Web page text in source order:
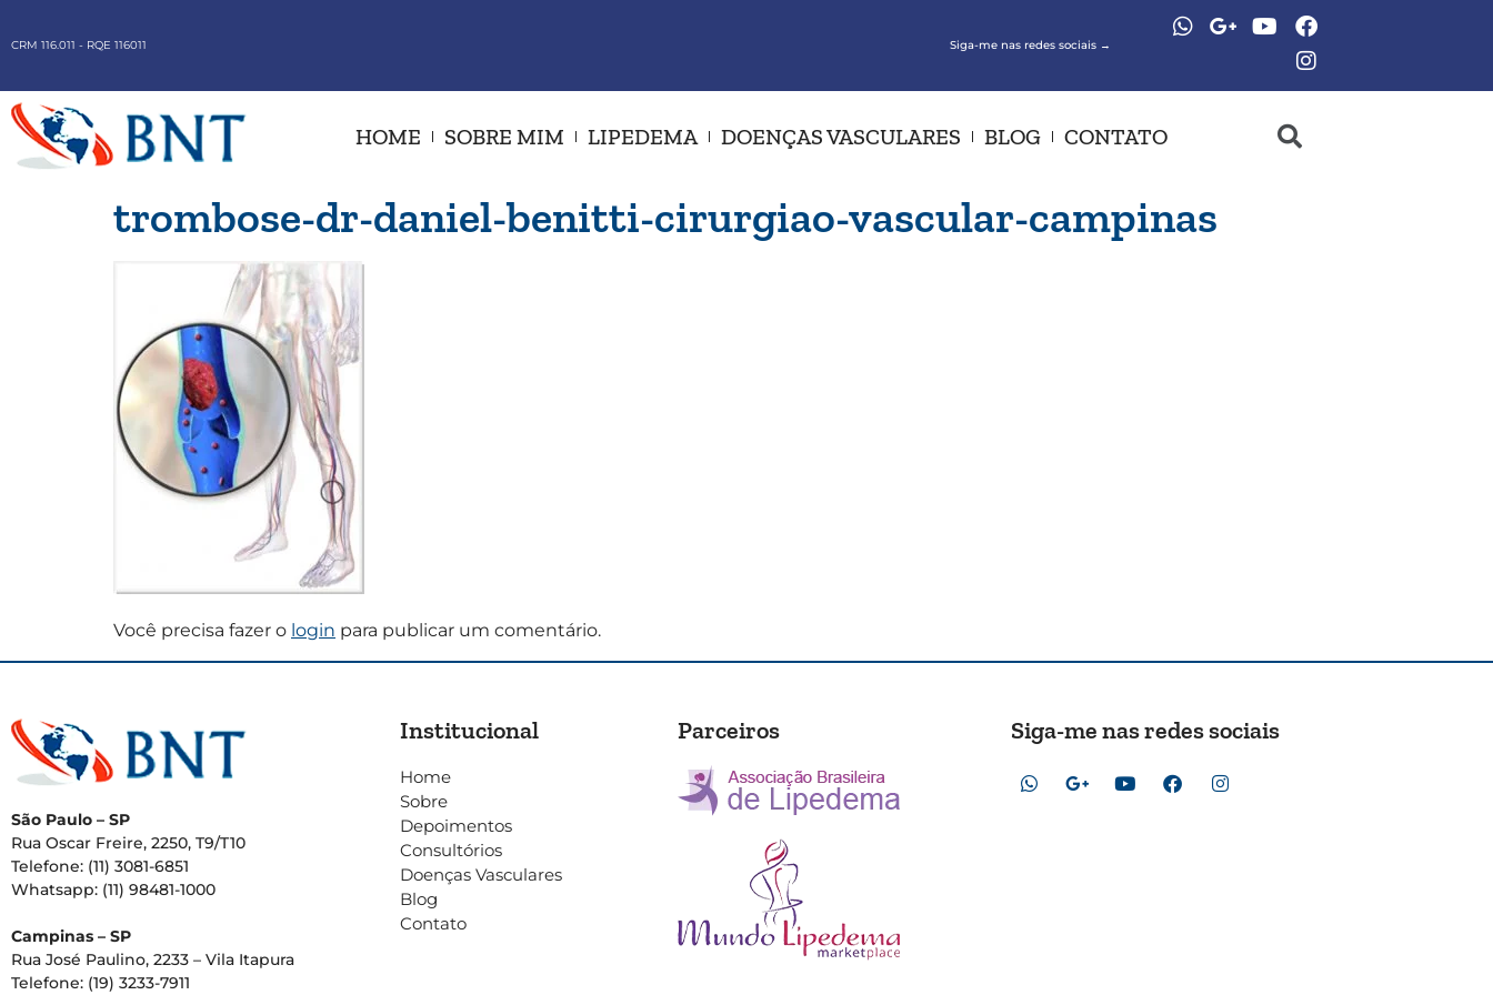
CRM 116.011 - RQE 116011 Siga-me nas redes sociais →
HOME SOBRE MIM LIPEDEMA DOENÇAS VASCULARES BLOG CONTATO
trombose-dr-daniel-benitti-cirurgiao-vascular-campinas
Você precisa fazer o login para publicar um comentário.
São Paulo – SP
Rua Oscar Freire, 2250, T9/T10
Telefone: (11) 3081-6851
Whatsapp: (11) 98481-1000
Campinas – SP
Rua José Paulino, 2233 – Vila Itapura
Telefone: (19) 3233-7911
Institucional
Home
Sobre
Depoimentos
Consultórios
Doenças Vasculares
Blog
Contato
Parceiros Siga-me nas redes sociais